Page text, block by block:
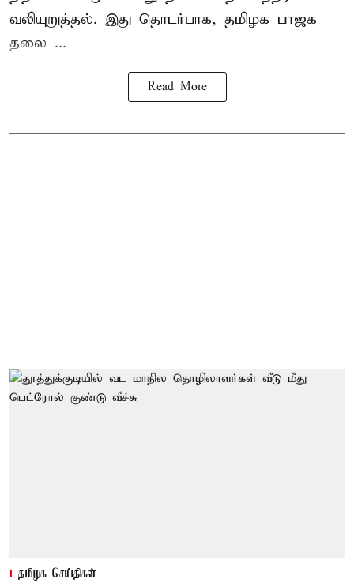
வலியுறுத்தல். இது தொடர்பாக, தமிழக பாஜக
தலை ...
Read More
தமிழக செய்திகள்